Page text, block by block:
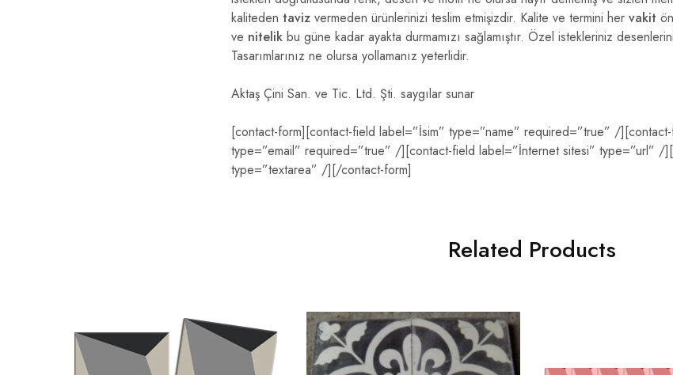
kaliteden taviz vermeden ürünlerinizi teslim etmişizdir. Kalite ve termini her vakit
ve nitelik bu güne kadar ayakta durmamızı sağlamıştır. Özel istekleriniz
Tasarımlarınız ne olursa yollamanız yeterlidir.
Aktaş Çini San. ve Tic. Ltd. Şti. saygılar sunar
[contact-form][contact-field label=”İsim” type=”name” required=”true” /
type=”email” required=”true” /][contact-field label=”İnternet sitesi” type=”url” /
type=”textarea” /][/contact-form]
Related Products